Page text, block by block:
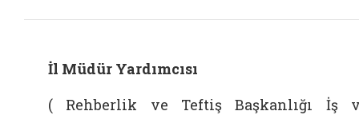
İl Müdür Yardımcısı
( Rehberlik ve Teftiş Başkanlığı İş